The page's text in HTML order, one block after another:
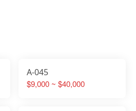
A-045
$9,000 ~ $40,000